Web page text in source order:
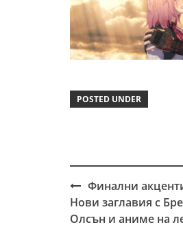
POSTED UNDER
Post
navigation
Финални
Нови заглавия с
Олсън и аниме на